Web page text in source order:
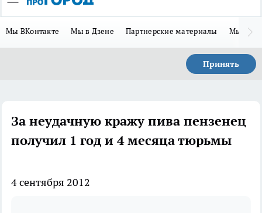
Мы ВКонтакте Мы в Дзене Партнерские материалы Мы в
Принять
За неудачную кражу пива пензенец
получил 1 год и 4 месяца тюрьмы
4 сентября 2012